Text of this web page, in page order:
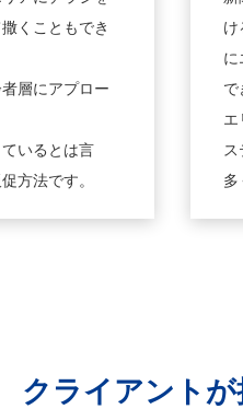
くこともでき
層にアプロー
いるとは言
方法です。
け
に
で
エ
ス
多
クライアントが